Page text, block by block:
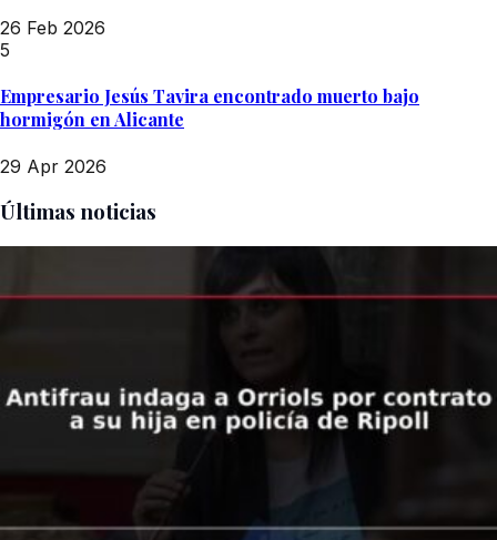
26 Feb 2026
5
Empresario Jesús Tavira encontrado muerto bajo
hormigón en Alicante
29 Apr 2026
Últimas noticias